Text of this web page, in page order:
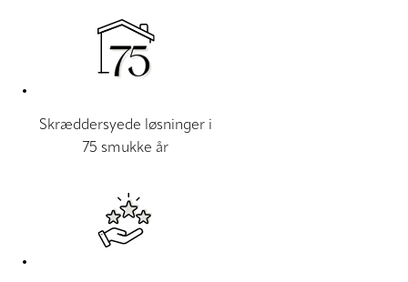
Skræddersyede løsninger i
75 smukke år